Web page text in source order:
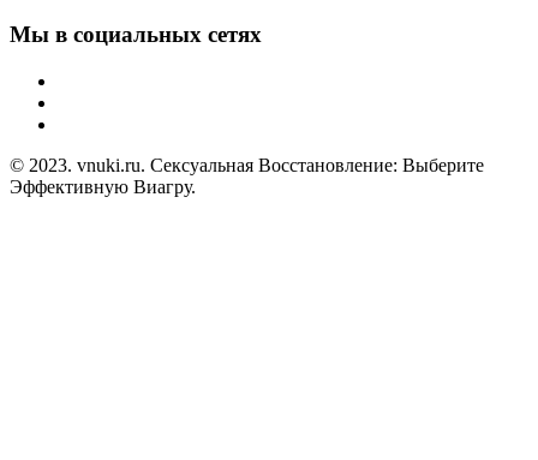
Мы в социальных сетях
© 2023. vnuki.ru. Сексуальная Восстановление: Выберите
Эффективную Виагру.